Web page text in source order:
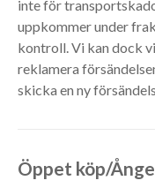
inte för
uppkommer under
kontroll. Vi kan dock
reklamera
skicka en ny
Öppet köp/